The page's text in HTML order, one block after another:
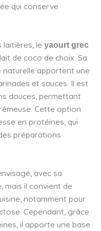
qui conserve
le yaourt grec
de coco de choix. Sa
apportent une
et sauces. Il est
douces, permettant
Cette option
en protéines, qui
préparations
avec sa
mais il convient de
notamment pour
Cependant, grâce
il apporte une base